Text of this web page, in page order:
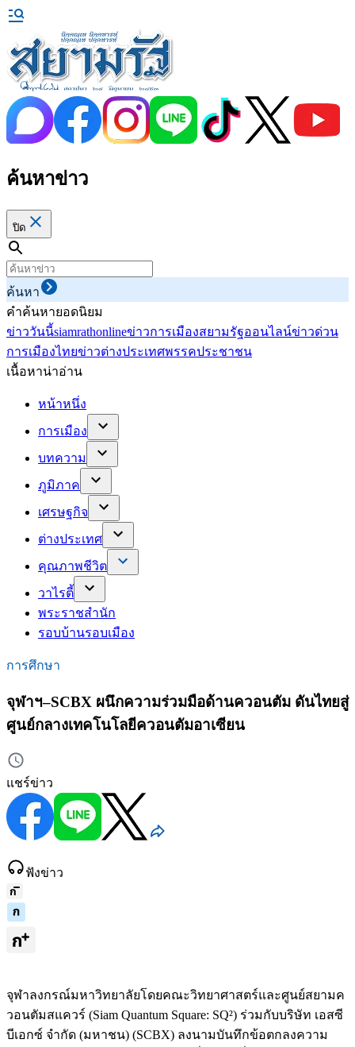
ค้นหาข่าว
ปิด
ค้นหา
คำค้นหายอดนิยม
ข่าววันนี้siamrathonlineข่าวการเมืองสยามรัฐออนไลน์ข่าวด่วน
การเมืองไทยข่าวต่างประเทศพรรคประชาชน
เนื้อหาน่าอ่าน
หน้าหนึ่ง
การเมือง
บทความ
ภูมิภาค
เศรษฐกิจ
ต่างประเทศ
คุณภาพชีวิต
วาไรตี้
พระราชสำนัก
รอบบ้านรอบเมือง
การศึกษา
จุฬาฯ–SCBX ผนึกความร่วมมือด้านควอนตัม ดันไทยสู่
ศูนย์กลางเทคโนโลยีควอนตัมอาเซียน
แชร์ข่าว
ฟังข่าว
จุฬาลงกรณ์มหาวิทยาลัยโดยคณะวิทยาศาสตร์และศูนย์สยามค
วอนตัมสแควร์ (Siam Quantum Square: SQ²) ร่วมกับบริษัท เอสซี
บีเอกซ์ จำกัด (มหาชน) (SCBX) ลงนามบันทึกข้อตกลงความ